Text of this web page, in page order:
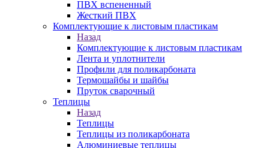
ПВХ вспененный
Жесткий ПВХ
Комплектующие к листовым пластикам
Назад
Комплектующие к листовым пластикам
Лента и уплотнители
Профили для поликарбоната
Термошайбы и шайбы
Пруток сварочный
Теплицы
Назад
Теплицы
Теплицы из поликарбоната
Алюминиевые теплицы